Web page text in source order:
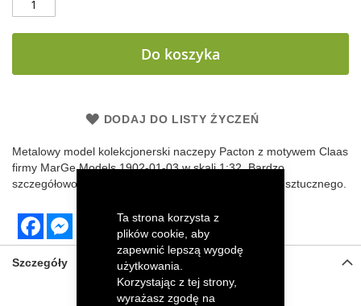
Ta strona korzysta z
plików cookie, aby
zapewnić lepszą wygodę
użytkowania.
Korzystając z tej strony,
wyrażasz zgodę na
Do koszyka
DODAJ DO LISTY ŻYCZEŃ
Metalowy model kolekcjonerski naczepy Pacton z motywem Claas
firmy MarGe Models 1902-01-03 w skali 1:32. Bardzo
szczegółowo odwzorowany z elementami z tworzywa sztucznego.
FacebookMessenger
Szczegóły